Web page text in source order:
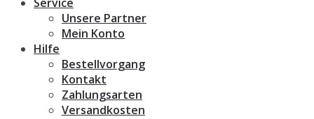
Service
Unsere Partner
Mein Konto
Hilfe
Bestellvorgang
Kontakt
Zahlungsarten
Versandkosten